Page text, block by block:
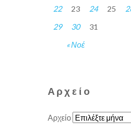
« Νοέ
22
23 24 25
29
30 31
Αρχείο
Αρχείο